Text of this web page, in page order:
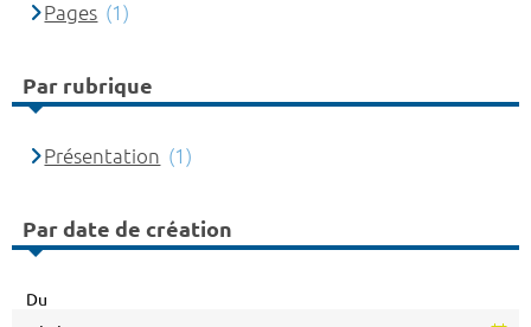
Pages (1)
Par rubrique
Présentation (1)
Par date de création
Du